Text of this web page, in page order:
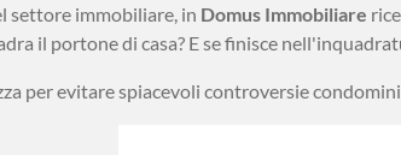
settore immobiliare, in Domus Immobiliare
il portone di casa? E se finisce
per evitare spiacevoli controversie